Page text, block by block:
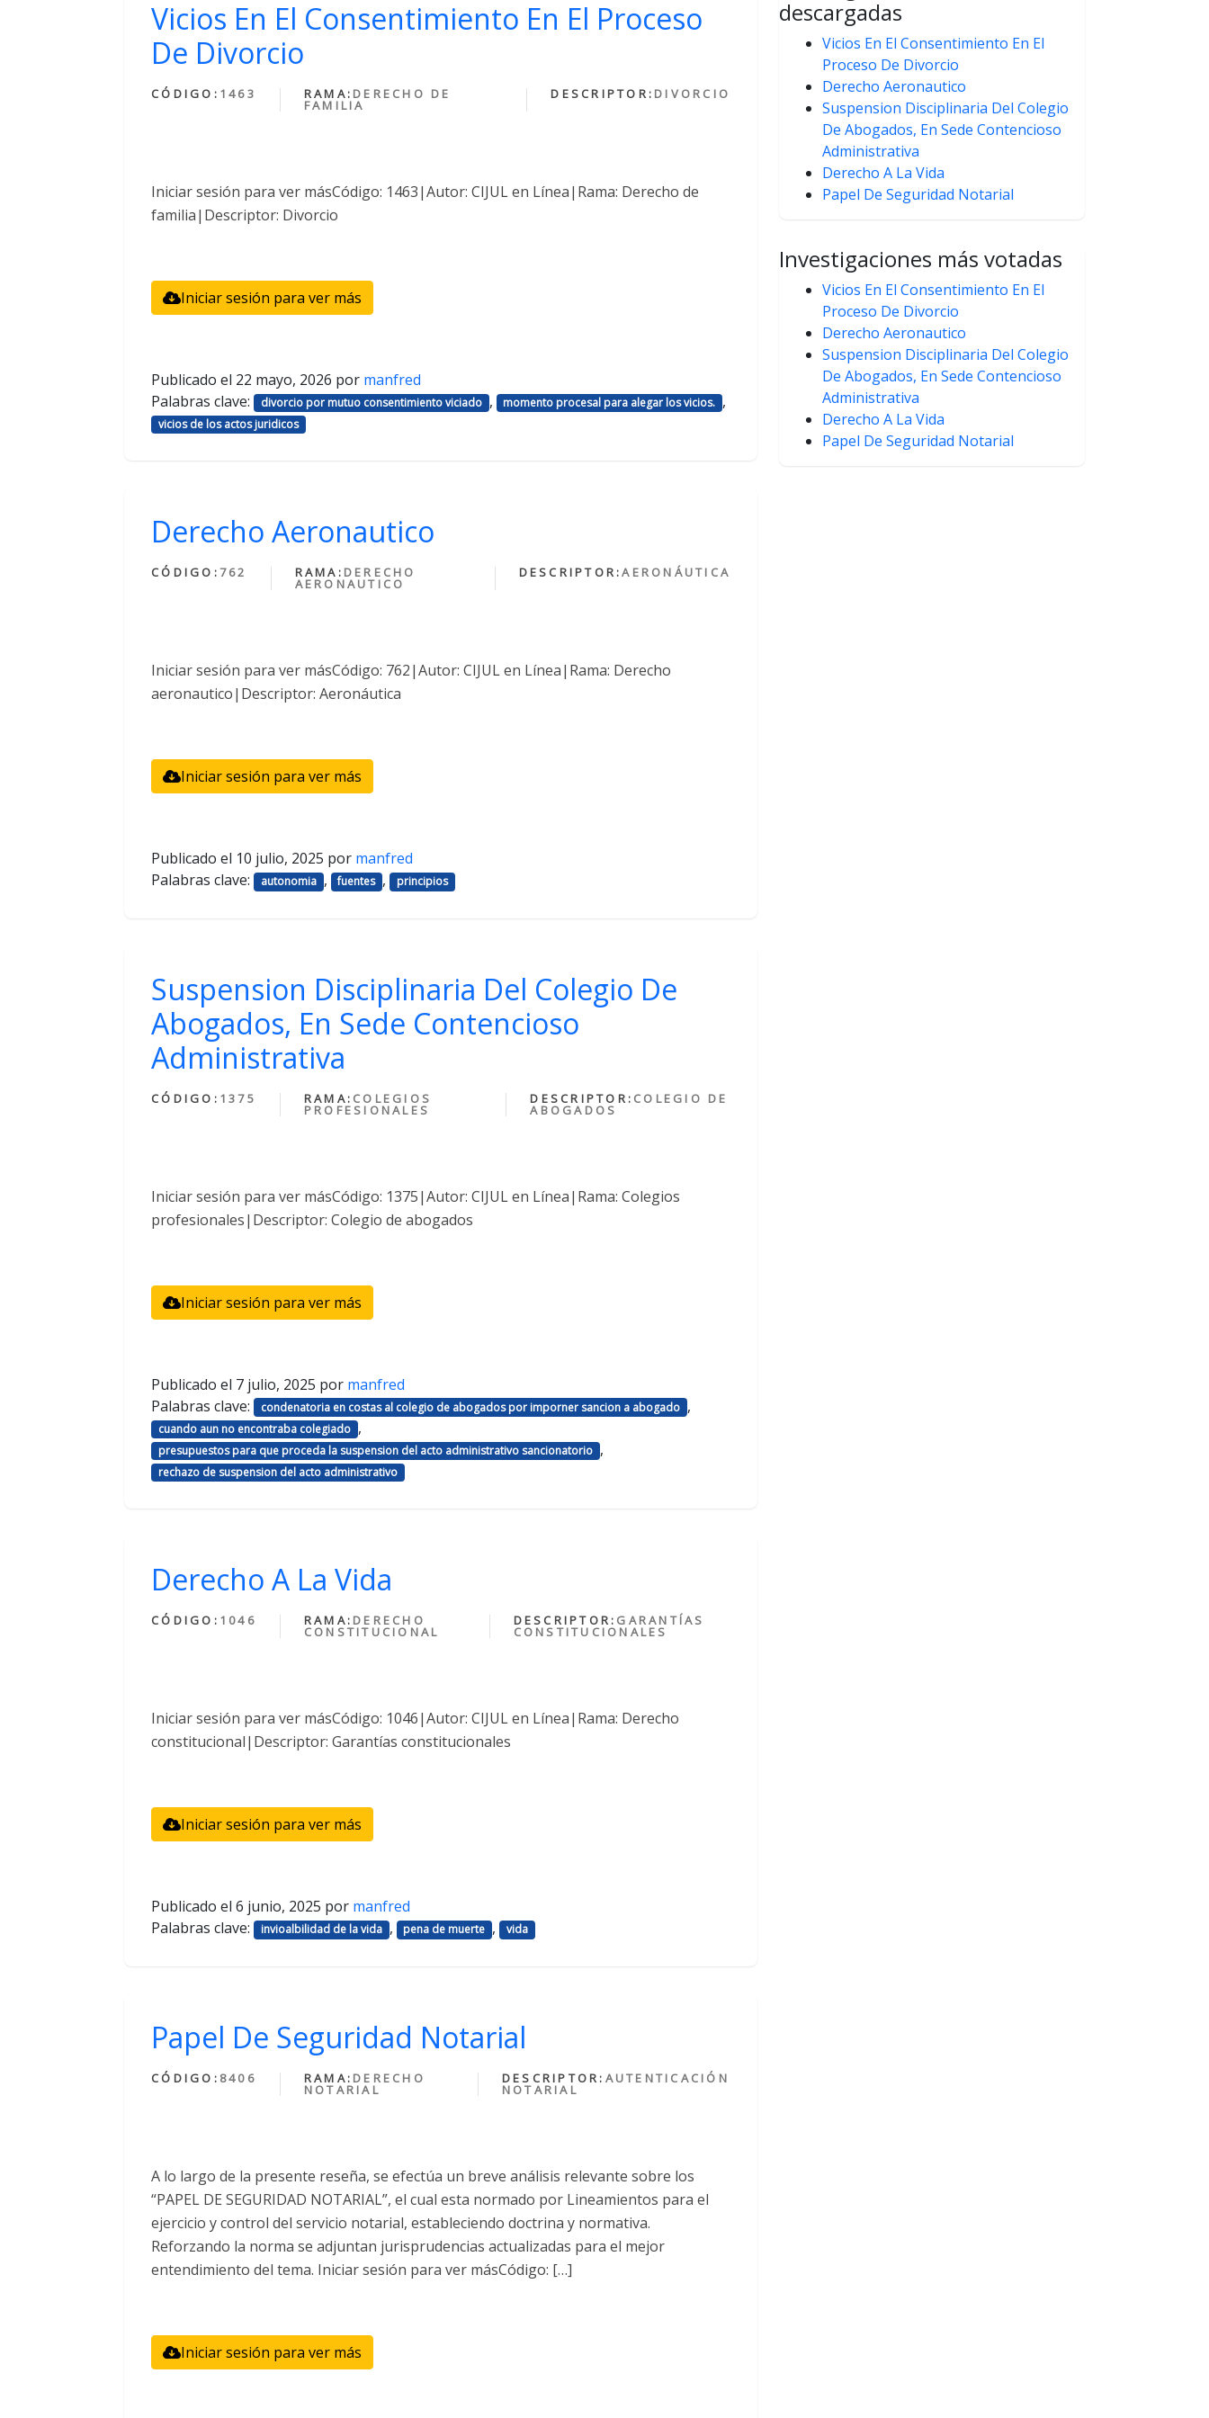
Vicios En El Consentimiento En El Proceso
De Divorcio
CÓDIGO: 1463 RAMA: DERECHO DE
FAMILIA
DESCRIPTOR: DIVORCIO
Iniciar sesión para ver másCódigo: 1463|Autor: CIJUL en Línea|Rama: Derecho de
familia|Descriptor: Divorcio
Iniciar sesión para ver más
Publicado el 22 mayo, 2026 por manfred
Palabras clave:
divorcio por mutuo consentimiento viciado , momento procesal para alegar los vicios. ,
vicios de los actos juridicos
Derecho Aeronautico
CÓDIGO: 762 RAMA: DERECHO
AERONAUTICO
DESCRIPTOR:AERONÁUTICA
Iniciar sesión para ver másCódigo: 762|Autor: CIJUL en Línea|Rama: Derecho
aeronautico|Descriptor: Aeronáutica
Iniciar sesión para ver más
Publicado el 10 julio, 2025 por manfred
Palabras clave:
autonomia , fuentes , principios
Suspension Disciplinaria Del Colegio De
Abogados, En Sede Contencioso
Administrativa
CÓDIGO: 1375 RAMA: COLEGIOS
PROFESIONALES
DESCRIPTOR: COLEGIO DE
ABOGADOS
Iniciar sesión para ver másCódigo: 1375|Autor: CIJUL en Línea|Rama: Colegios
profesionales|Descriptor: Colegio de abogados
Iniciar sesión para ver más
Publicado el 7 julio, 2025 por manfred
Palabras clave:
condenatoria en costas al colegio de abogados por imporner sancion a abogado ,
cuando aun no encontraba colegiado ,
presupuestos para que proceda la suspension del acto administrativo sancionatorio ,
rechazo de suspension del acto administrativo
Derecho A La Vida
CÓDIGO: 1046 RAMA: DERECHO
CONSTITUCIONAL
DESCRIPTOR: GARANTÍAS
CONSTITUCIONALES
Iniciar sesión para ver másCódigo: 1046|Autor: CIJUL en Línea|Rama: Derecho
constitucional|Descriptor: Garantías constitucionales
Iniciar sesión para ver más
Publicado el 6 junio, 2025 por manfred
Palabras clave:
invioalbilidad de la vida , pena de muerte , vida
Papel De Seguridad Notarial
CÓDIGO: 8406 RAMA: DERECHO
NOTARIAL
DESCRIPTOR: AUTENTICACIÓN
NOTARIAL
A lo largo de la presente reseña, se efectúa un breve análisis relevante sobre los
“PAPEL DE SEGURIDAD NOTARIAL”, el cual esta normado por Lineamientos para el
ejercicio y control del servicio notarial, estableciendo doctrina y normativa.
Reforzando la norma se adjuntan jurisprudencias actualizadas para el mejor
entendimiento del tema. Iniciar sesión para ver másCódigo: […]
Iniciar sesión para ver más
descargadas
Vicios En El Consentimiento En El
Proceso De Divorcio
Derecho Aeronautico
Suspension Disciplinaria Del Colegio
De Abogados, En Sede Contencioso
Administrativa
Derecho A La Vida
Papel De Seguridad Notarial
Investigaciones más votadas
Vicios En El Consentimiento En El
Proceso De Divorcio
Derecho Aeronautico
Suspension Disciplinaria Del Colegio
De Abogados, En Sede Contencioso
Administrativa
Derecho A La Vida
Papel De Seguridad Notarial